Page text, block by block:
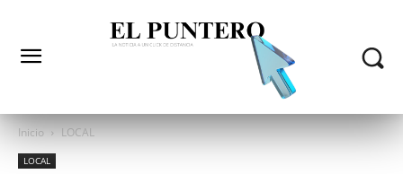
Inicio LOCAL
LOCAL